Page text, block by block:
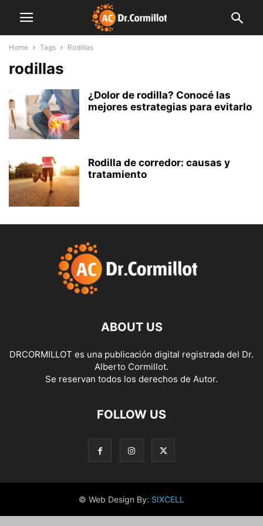
Home Tags Rodillas
rodillas
¿Dolor de rodilla? Conocé las
mejores estrategias para evitarlo
Rodilla de corredor: causas y
tratamiento
ABOUT US
DRCORMILLOT es una publicación digital registrada del Dr.
Alberto Cormillot.
Se reservan todos los derechos de Autor.
FOLLOW US
© Web Design By: SIXCELL